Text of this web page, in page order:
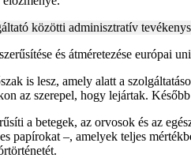
közötti adminisztratív
és átméretezése európai
is lesz, amely alatt a
az szerepel, hogy lejártak.
a betegek, az orvosok és az
papírokat –, amelyek teljes